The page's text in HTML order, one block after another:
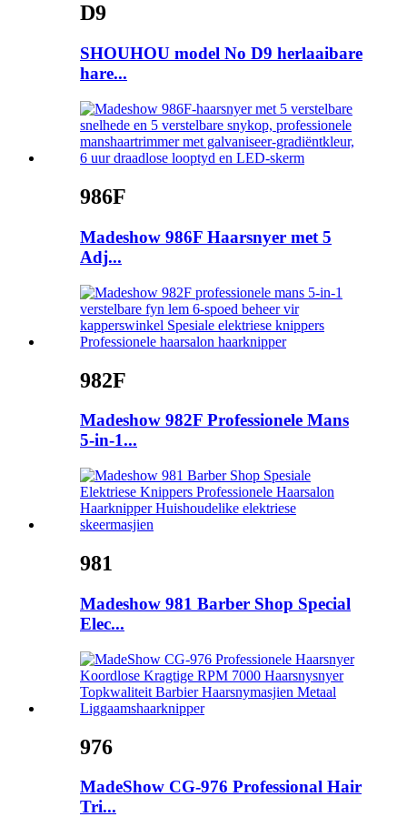
D9
SHOUHOU model No D9 herlaaibare
hare...
986F
Madeshow 986F Haarsnyer met 5
Adj...
982F
Madeshow 982F Professionele Mans
5-in-1...
981
Madeshow 981 Barber Shop Special
Elec...
976
MadeShow CG-976 Professional Hair
Tri...